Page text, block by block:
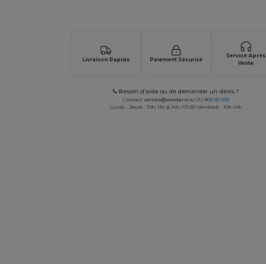
Livraison Rapide Paiement Sécurisé
Service Après
Vente
Besoin d'aide ou de demander un devis ?
Contactventes@wordans.lu OU800 81 633
Lundi - Jeudi : 10h-13h & 14h-17h30 Vendredi : 10h-14h